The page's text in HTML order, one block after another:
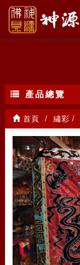
押帆.彩牌
產品總覽
首頁 繡彩